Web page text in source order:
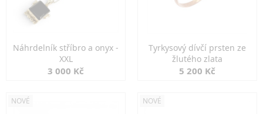
Náhrdelník stříbro a onyx -
XXL
3 000 Kč
Tyrkysový dívčí prsten ze
žlutého zlata
5 200 Kč
NOVÉ NOVÉ